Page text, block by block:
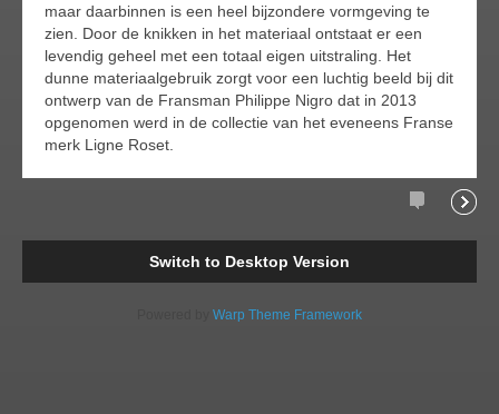
maar daarbinnen is een heel bijzondere vormgeving te
zien. Door de knikken in het materiaal ontstaat er een
levendig geheel met een totaal eigen uitstraling. Het
dunne materiaalgebruik zorgt voor een luchtig beeld bij dit
ontwerp van de Fransman Philippe Nigro dat in 2013
opgenomen werd in de collectie van het eveneens Franse
merk Ligne Roset.
Comments
Switch to Desktop Version
Warp Theme Framework